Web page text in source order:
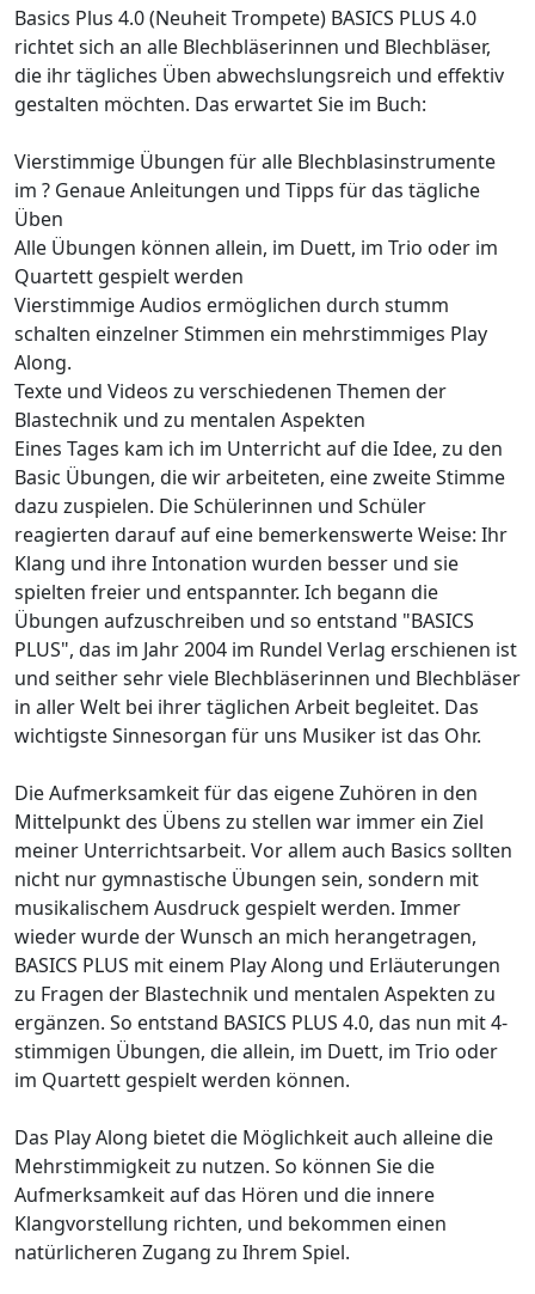
Basics Plus 4.0 (Neuheit Trompete) BASICS PLUS 4.0
richtet sich an alle Blechbläserinnen und Blechbläser,
die ihr tägliches Üben abwechslungsreich und effektiv
gestalten möchten. Das erwartet Sie im Buch:
Vierstimmige Übungen für alle Blechblasinstrumente
im ? Genaue Anleitungen und Tipps für das tägliche
Üben
Alle Übungen können allein, im Duett, im Trio oder im
Quartett gespielt werden
Vierstimmige Audios ermöglichen durch stumm
schalten einzelner Stimmen ein mehrstimmiges Play
Along.
Texte und Videos zu verschiedenen Themen der
Blastechnik und zu mentalen Aspekten
Eines Tages kam ich im Unterricht auf die Idee, zu den
Basic Übungen, die wir arbeiteten, eine zweite Stimme
dazu zuspielen. Die Schülerinnen und Schüler
reagierten darauf auf eine bemerkenswerte Weise: Ihr
Klang und ihre Intonation wurden besser und sie
spielten freier und entspannter. Ich begann die
Übungen aufzuschreiben und so entstand "BASICS
PLUS", das im Jahr 2004 im Rundel Verlag erschienen ist
und seither sehr viele Blechbläserinnen und Blechbläser
in aller Welt bei ihrer täglichen Arbeit begleitet. Das
wichtigste Sinnesorgan für uns Musiker ist das Ohr.
Die Aufmerksamkeit für das eigene Zuhören in den
Mittelpunkt des Übens zu stellen war immer ein Ziel
meiner Unterrichtsarbeit. Vor allem auch Basics sollten
nicht nur gymnastische Übungen sein, sondern mit
musikalischem Ausdruck gespielt werden. Immer
wieder wurde der Wunsch an mich herangetragen,
BASICS PLUS mit einem Play Along und Erläuterungen
zu Fragen der Blastechnik und mentalen Aspekten zu
ergänzen. So entstand BASICS PLUS 4.0, das nun mit 4-
stimmigen Übungen, die allein, im Duett, im Trio oder
im Quartett gespielt werden können.
Das Play Along bietet die Möglichkeit auch alleine die
Mehrstimmigkeit zu nutzen. So können Sie die
Aufmerksamkeit auf das Hören und die innere
Klangvorstellung richten, und bekommen einen
natürlicheren Zugang zu Ihrem Spiel.